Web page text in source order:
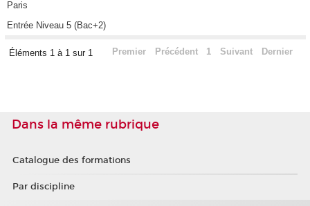
Paris
Entrée Niveau 5 (Bac+2)
Éléments 1 à 1 sur 1 Premier Précédent 1 Suivant Dernier
Dans la même rubrique
Catalogue des formations
Par discipline